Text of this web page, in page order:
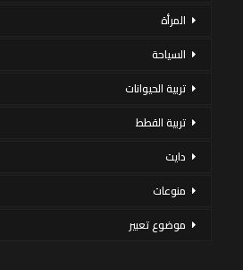
المرأة
السياحة
تربية الحيوانات
تربية القطط
دايت
منوعات
موضوع تعبير